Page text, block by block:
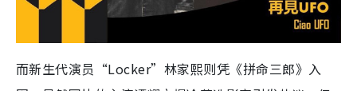
而新生代演员“Locker”林家熙则凭《拼命三郎》入